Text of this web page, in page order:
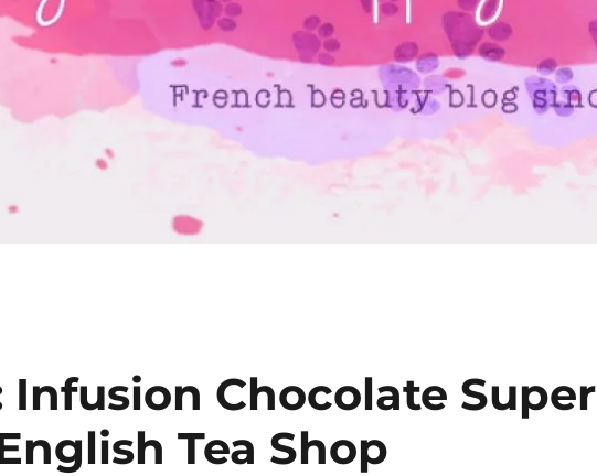
Infusion Chocolate Super
Tea Shop